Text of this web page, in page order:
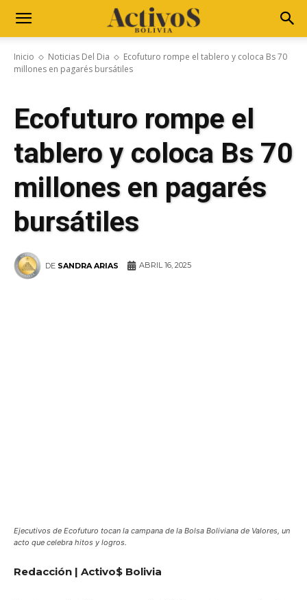
Inicio Noticias Del Dia
Ecofuturo rompe el tablero y coloca Bs 70
millones en pagarés bursátiles
Ecofuturo rompe el
tablero y coloca Bs 70
millones en pagarés
bursátiles
DE SANDRA ARIAS ABRIL 16, 2025
Ejecutivos de Ecofuturo tocan la campana de la Bolsa Boliviana de Valores, un
acto que celebra hitos y logros.
Redacción | Activo$ Bolivia